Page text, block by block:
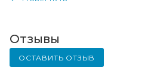
Отзывы
ОСТАВИТЬ ОТЗЫВ